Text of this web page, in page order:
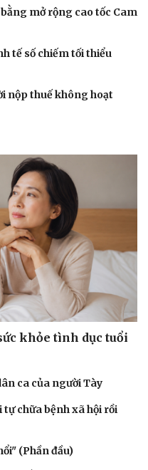
mở rộng cao tốc Cam
tế số chiếm tối thiểu
nộp thuế không hoạt
khỏe tình dục tuổi
ca của người Tày
chữa bệnh xã hội rồi
(Phần đầu)